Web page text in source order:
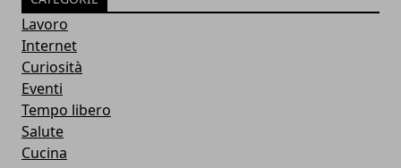
Lavoro
Internet
Curiosità
Eventi
Tempo libero
Salute
Cucina